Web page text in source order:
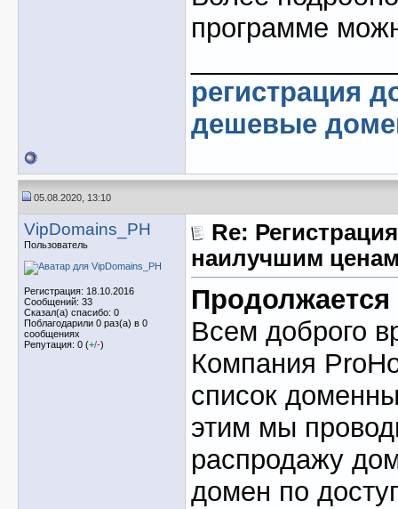
программе
регистрация
дешевые
05.08.2020, 13:10
VipDomains_PH
Пользователь
Регистрация: 18.10.2016
Сообщений: 33
Сказал(а) спасибо: 0
Поблагодарили 0 раз(а) в 0
сообщениях
Репутация: 0 (+/-)
Re:
наилучшим
Всем доброго
Компания
список
этим мы
распродажу
домен по